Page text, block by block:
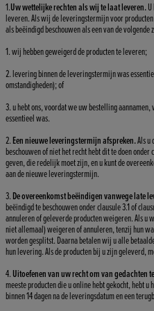
1.Uw wettelijke rechten als wij te laat leveren.
leveren. Als wij de leveringstermijn voor
als beëindigd beschouwen als een van de volgende
1. wij hebben geweigerd de producten te leveren;
2. levering binnen de leveringstermijn was
omstandigheden); of
3. u hebt ons, voordat we uw bestelling
essentieel was.
2.Een nieuwe leveringstermijn afspreken.Als u
beschouwen of niet het recht hebt dit te doen
geven, die redelijk moet zijn, en u kunt de
aan de nieuwe leveringstermijn.
3.De overeenkomst beëindigen vanwege late
beëindigd te beschouwen onder clausule 3.1 of
annuleren of geleverde producten weigeren. Als u
niet allemaal) weigeren of annuleren, tenzij hun
worden gesplitst. Daarna betalen wij u alle
hun levering. Als de producten bij u zijn geleverd,
4.Uitoefenen van uw recht om van gedachten
meeste producten die u online hebt gekocht, hebt
binnen 14 dagen na de leveringsdatum en een